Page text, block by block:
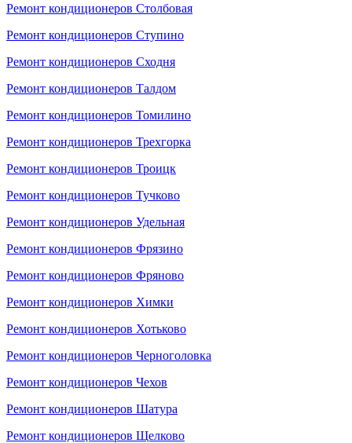
Ремонт кондиционеров Столбовая
Ремонт кондиционеров Ступино
Ремонт кондиционеров Сходня
Ремонт кондиционеров Талдом
Ремонт кондиционеров Томилино
Ремонт кондиционеров Трехгорка
Ремонт кондиционеров Троицк
Ремонт кондиционеров Тучково
Ремонт кондиционеров Удельная
Ремонт кондиционеров Фрязино
Ремонт кондиционеров Фряново
Ремонт кондиционеров Химки
Ремонт кондиционеров Хотьково
Ремонт кондиционеров Черноголовка
Ремонт кондиционеров Чехов
Ремонт кондиционеров Шатура
Ремонт кондиционеров Щелково